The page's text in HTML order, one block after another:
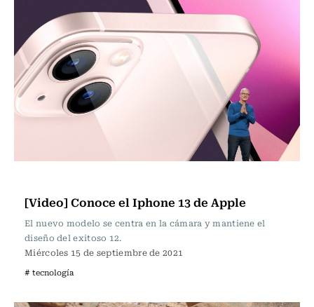
[Video] Conoce el Iphone 13 de Apple
El nuevo modelo se centra en la cámara y mantiene el
diseño del exitoso 12.
Miércoles 15 de septiembre de 2021
# tecnología